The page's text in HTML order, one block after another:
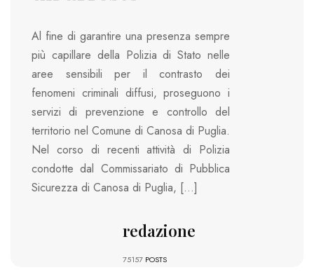
Al fine di garantire una presenza sempre
più capillare della Polizia di Stato nelle
aree sensibili per il contrasto dei
fenomeni criminali diffusi, proseguono i
servizi di prevenzione e controllo del
territorio nel Comune di Canosa di Puglia.
Nel corso di recenti attività di Polizia
condotte dal Commissariato di Pubblica
Sicurezza di Canosa di Puglia, […]
redazione
75157 POSTS